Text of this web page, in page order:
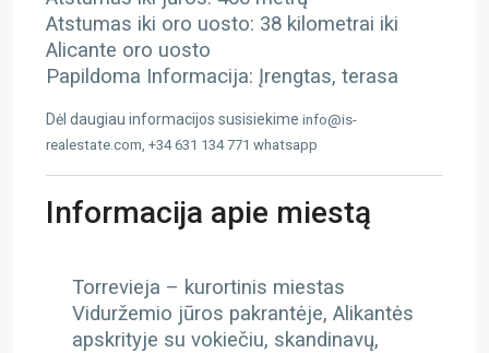
Atstumas iki oro uosto: 38 kilometrai iki
Alicante oro uosto
Papildoma Informacija: Įrengtas, terasa
Dėl daugiau informacijos susisiekime info@is-
realestate.com, +34 631 134 771 whatsapp
Informacija apie miestą
Torrevieja – kurortinis miestas
Viduržemio jūros pakrantėje, Alikantės
apskrityje su vokiečiu, skandinavų,